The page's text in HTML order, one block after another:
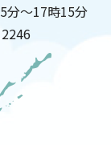
分～17時15分